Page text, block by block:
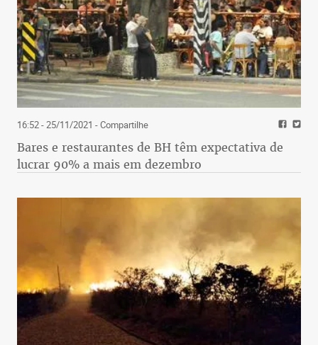
16:52 - 25/11/2021 - Compartilhe
Bares e restaurantes de BH têm expectativa de
lucrar 90% a mais em dezembro